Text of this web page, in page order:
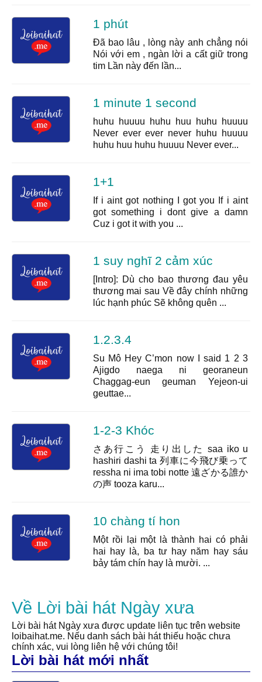
1 phút
Đã bao lâu , lòng này anh chẳng nói
Nói với em , ngàn lời a cất giữ trong
tim Lần này đến lần...
1 minute 1 second
huhu huuuu huhu huu huhu huuuu
Never ever ever never huhu huuuu
huhu huu huhu huuuu Never ever...
1+1
If i aint got nothing I got you If i aint
got something i dont give a damn
Cuz i got it with you ...
1 suy nghĩ 2 cảm xúc
[Intro]: Dù cho bao thương đau yêu
thương mai sau Về đây chính những
lúc hạnh phúc Sẽ không quên ...
1.2.3.4
Su Mô Hey C’mon now I said 1 2 3
Ajigdo naega ni georaneun
Chaggag-eun geuman Yejeon-ui
geuttae...
1-2-3 Khóc
さあ行こう 走り出した saa iko u
hashiri dashi ta 列車に今飛び乗って
ressha ni ima tobi notte 遠ざかる誰か
の声 tooza karu...
10 chàng tí hon
Một rồi lại một là thành hai có phải
hai hay là, ba tư hay năm hay sáu
bảy tám chín hay là mười. ...
Về Lời bài hát Ngày xưa
Lời bài hát Ngày xưa được update liên tục trên website
loibaihat.me. Nếu danh sách bài hát thiếu hoặc chưa
chính xác, vui lòng liên hệ với chúng tôi!
Lời bài hát mới nhất